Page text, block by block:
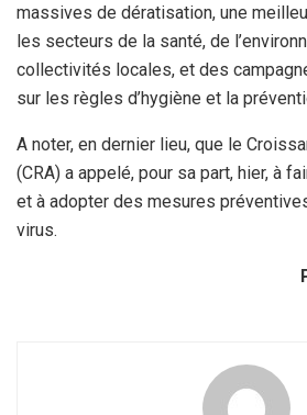
massives de dératisation, une
les secteurs de la santé, de
collectivités locales, et des
sur les règles d’hygiène et la
A noter, en dernier lieu, que le
(CRA) a appelé, pour sa part, hier, à
et à adopter des mesures
virus.